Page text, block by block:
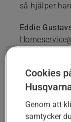
så hjälper
Eddie
BOKA
Cookies
Genom att
samtycker